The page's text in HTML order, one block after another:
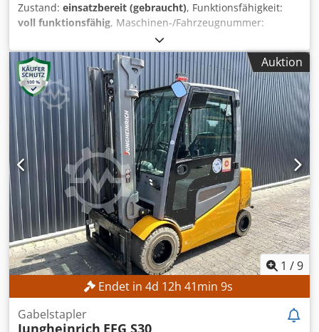
Zustand: einsatzbereit (gebraucht), Funktionsfähigkeit:
voll funktionsfähig, Maschinen-/Fahrzeugnummer:
, Betriebsstunden:
Hubhöhe:3.540 mm, Masttyp:Duplex, Bauhöhe:2.520
mm, Ausstattung:Seitenschieber , Kein Mindestpreis -
garantierter Verkauf zum höchsten Gebot! TECHNISCHE
DETAILS Hubhöhe: 3.540 mm Bauhöhe: 2.520 mm
MASCHINEN-DETAILS Masttyp: Duplex mit Freihub
Dcodpozrlvfjfx Ai Nok Batteriespannung: 80 V
Batteriekapazität: 930 Ah Baujahr Batterie: 2017
Hydraulikventile: 3./4. Ventil Betriebsstunden: 1.398 h
AUSSTATTUNG Seitenschieber Gabelpositionierer
Ladegerät inklusive Externe Referenz: SL13606SP
Auktion
1 /9
Endet in 4d 12h 41min 7s
Gabelstapler
Jungheinrich EFG S30